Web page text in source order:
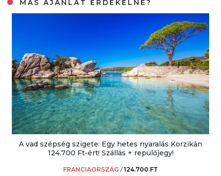
MÁS AJÁNLAT ÉRDEKELNE?
A vad szépség szigete: Egy hetes nyaralás Korzikán
124.700 Ft-ért! Szállás + repülőjegy!
FRANCIAORSZÁG /124.700 FT